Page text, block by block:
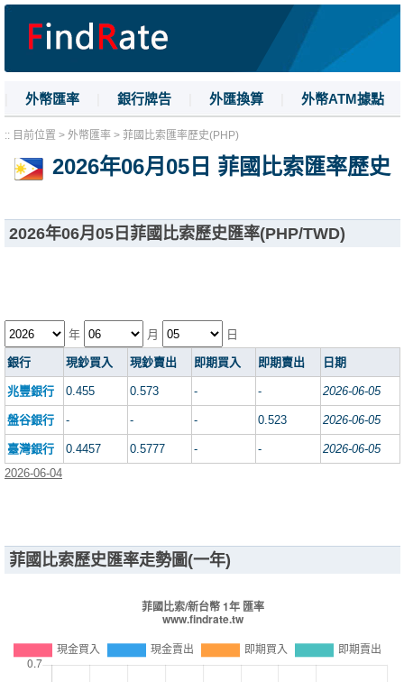
外幣匯率 銀行牌告 外匯換算 外幣ATM據點
| 名詞解釋 | 換匯技巧
:: 目前位置 > 外幣匯率 > 菲國比索匯率歷史(PHP)
2026年06月05日 菲國比索匯率歷史
2026年06月05日菲國比索歷史匯率(PHP/TWD)
年 月 日
銀行 現鈔買入 現鈔賣出 即期買入 即期賣出 日期
兆豐銀行 0.455 0.573 - - 2026-06-05
盤谷銀行 - - - 0.523 2026-06-05
臺灣銀行 0.4457 0.5777 - -
2026-06-05
2026-06-04
菲國比索歷史匯率走勢圖(一年)